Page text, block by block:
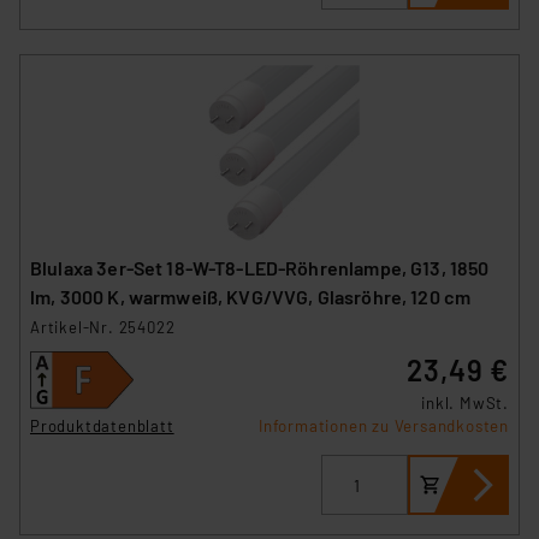
sich auf die Standarddatenschutzklauseln der
verbundenen Risiken.“
Datenschutzerklärung
Blulaxa 3er-Set 18-W-T8-LED-Röhrenlampe, G13, 1850
lm, 3000 K, warmweiß, KVG/VVG, Glasröhre, 120 cm
Artikel-Nr. 254022
Produktdatenblatt
23,49 €
inkl. MwSt.
Informationen zu Versandkosten